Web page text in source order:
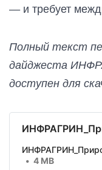
— и требует
Полный текст
дайджеста
доступен для
4 MB